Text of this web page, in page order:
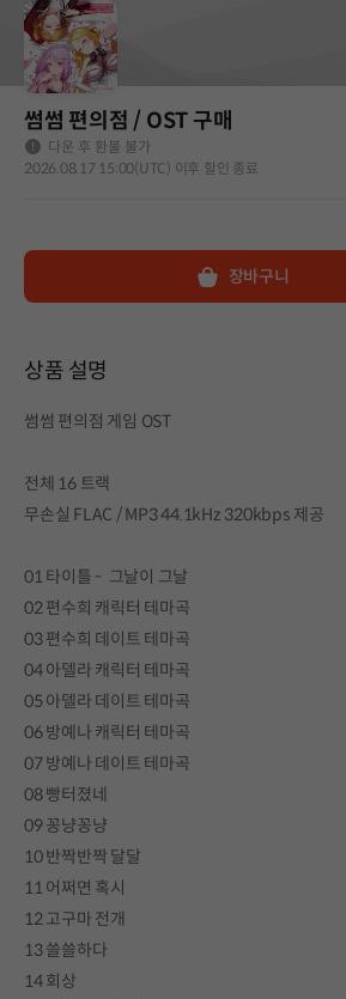
썸썸 편의점 / OST 구매
다운 후 환불 불가
2026.08.17 15:00(UTC) 이후 할인 종료
장바구니
상품 설명
썸썸 편의점 게임 OST
전체 16 트랙
무손실 FLAC / MP3 44.1kHz 320kbps 제공
01 타이틀 - 그날이 그날
02 편수희 캐릭터 테마곡
03 편수희 데이트 테마곡
04 아델라 캐릭터 테마곡
05 아델라 데이트 테마곡
06 방예나 캐릭터 테마곡
07 방예나 데이트 테마곡
08 빵터졌네
09 꽁냥꽁냥
10 반짝반짝 달달
11 어쩌면 혹시
12 고구마 전개
13 쓸쓸하다
14 회상